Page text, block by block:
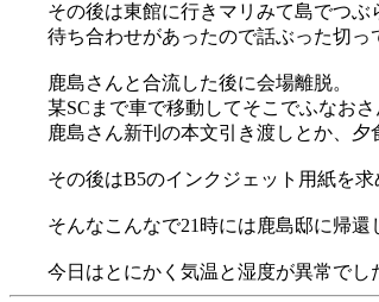
その後は東館に行きマリみて島でつぶ
待ち合わせがあったので話ぶった切
鹿島さんと合流した後に会場離脱。
某SCまで車で移動してそこでふなおさ
鹿島さん新刊の本文引き渡しとか、夕
その後はB5のインクジェット用紙を
そんなこんなで21時には鹿島邸に帰還
今日はとにかく気温と湿度が異常でし